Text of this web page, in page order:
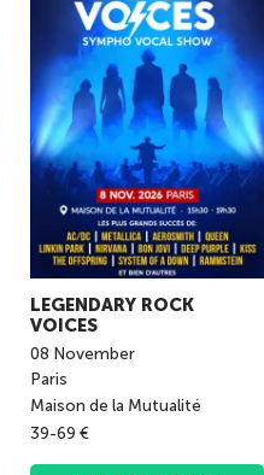
LEGENDARY ROCK
VOICES
08 November
Paris
Maison de la Mutualité
39-69 €